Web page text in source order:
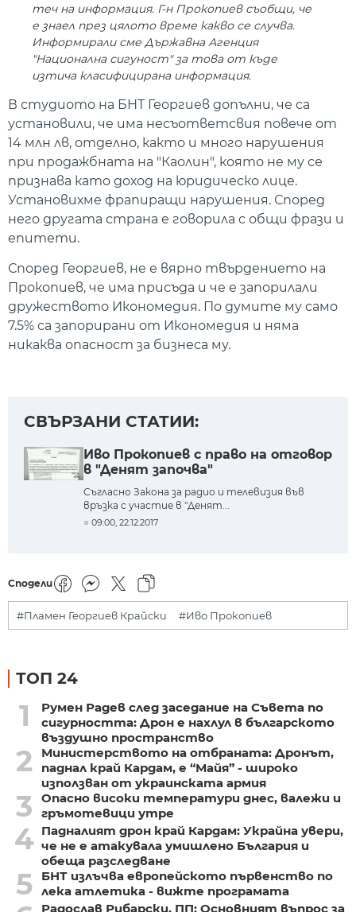
теч на информация. Г-н Прокопиев съобщи, че
е знаел през цялото време какво се случва.
Информирали сме Държавна Агенция
"Национална сигуност" за това от къде
изтича класифицирана информация.
В студиото на БНТ Георгиев допълни, че са
установили, че има несъответсвия повече от
14 млн лв, отделно, както и много нарушения
при продажбната на "Каолин", която не му се
признава като доход на юридическо лице.
Установихме фрапиращи нарушения. Според
него другата страна е говорила с общи фрази и
епитети.
Според Георгиев, не е вярно твърдението на
Прокопиев, че има присъда и че е запорилали
дружеството Икономедия. По думите му само
7.5% са запорирани от Икономедия и няма
никаква опасност за бизнеса му.
СВЪРЗАНИ СТАТИИ:
Иво Прокопиев с право на отговор
в "Денят започва"
Съгласно Закона за радио и телевизия във
връзка с участие в "Денят...
09:00, 22.12.2017
Сподели
#Пламен Георгиев Крайски #Иво Прокопиев
ТОП 24
1
Румен Радев след заседание на Съвета по
сигурността: Дрон е нахлул в българското
въздушно пространство
2
Министерството на отбраната: Дронът,
паднал край Кардам, е “Майя” - широко
използван от украинската армия
3
Опасно високи температури днес, валежи и
гръмотевици утре
4 Падналият дрон край Кардам: Украйна увери,
че не е атакувала умишлено България и
обеща разследване
5
БНТ излъчва европейското първенство по
лека атлетика - вижте програмата
Радослав Рибарски, ПП: Основният въпрос за